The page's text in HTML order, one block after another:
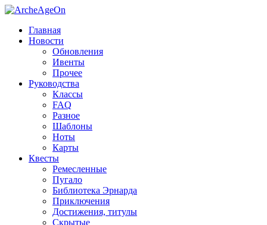
Главная
Новости
Обновления
Ивенты
Прочее
Руководства
Классы
FAQ
Разное
Шаблоны
Ноты
Карты
Квесты
Ремесленные
Пугало
Библиотека Эрнарда
Приключения
Достижения, титулы
Скрытые